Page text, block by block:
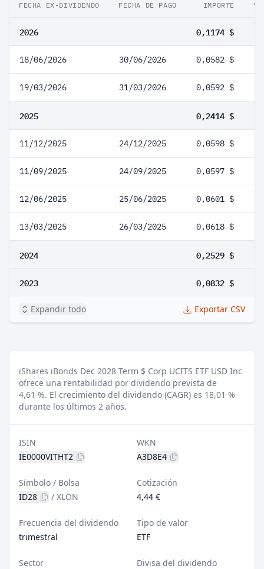
FECHA EX-DIVIDENDO FECHA DE PAGO IMPORTE
2026 0,1174 $
18/06/2026 30/06/2026 0,0582 $
19/03/2026 31/03/2026 0,0592 $
2025 0,2414 $
11/12/2025 24/12/2025 0,0598 $
11/09/2025 24/09/2025 0,0597 $
12/06/2025 25/06/2025 0,0601 $
13/03/2025 26/03/2025 0,0618 $
2024 0,2529 $
2023 0,0832 $
Expandir todo Exportar CSV
iShares iBonds Dec 2028 Term $ Corp UCITS ETF USD Inc
ofrece una rentabilidad por dividendo prevista de
4,61 %. El crecimiento del dividendo (CAGR) es 18,01 %
durante los últimos 2 años.
ISIN
IE0000VITHT2
WKN
A3D8E4
Símbolo / Bolsa
ID28
/ XLON
Cotización
4,44 €
Frecuencia del dividendo
trimestral
Tipo de valor
ETF
Sector
Divisa del dividendo